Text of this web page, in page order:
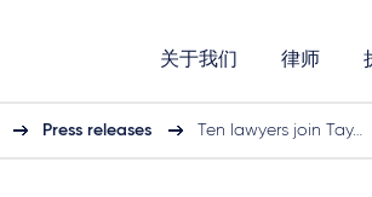
关于我们 律师
Press releases Ten lawyers join Tay…